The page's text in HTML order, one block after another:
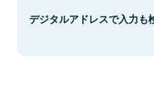
デジタルアドレスで入力も